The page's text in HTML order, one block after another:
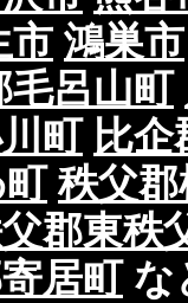
市 鴻巣市
毛呂山町
町 比
秩父
郡東秩
居町な